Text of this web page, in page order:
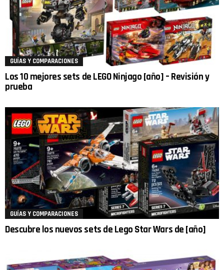
GUÍAS Y COMPARACIONES
Los 10 mejores sets de LEGO Ninjago [año] – Revisión y
prueba
GUÍAS Y COMPARACIONES
Descubre los nuevos sets de Lego Star Wars de [año]